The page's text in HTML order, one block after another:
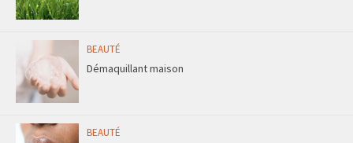
BEAUTÉ
Démaquillant maison
BEAUTÉ